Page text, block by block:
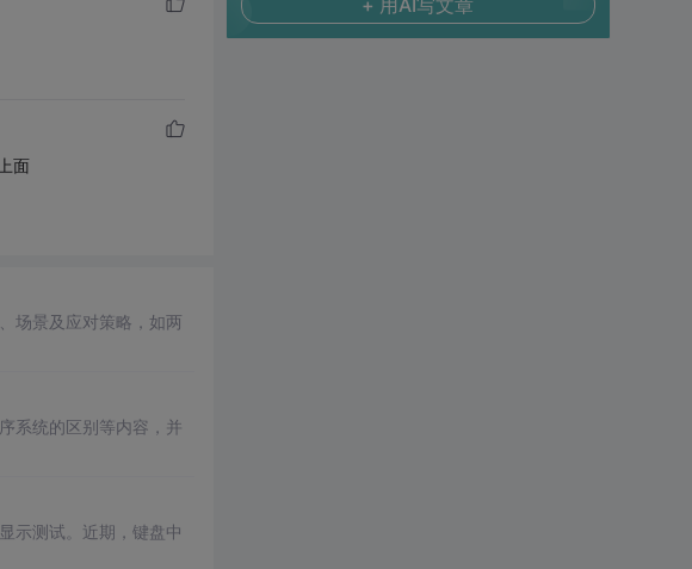
面
场景及应对策略，如两
系统的区别等内容，并
示测试。近期，键盘中
+ 用AI写文章